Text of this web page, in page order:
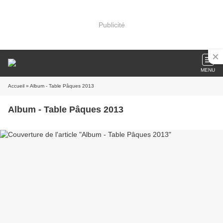
Publicité
MENU
Accueil » Album - Table Pâques 2013
Album - Table Pâques 2013